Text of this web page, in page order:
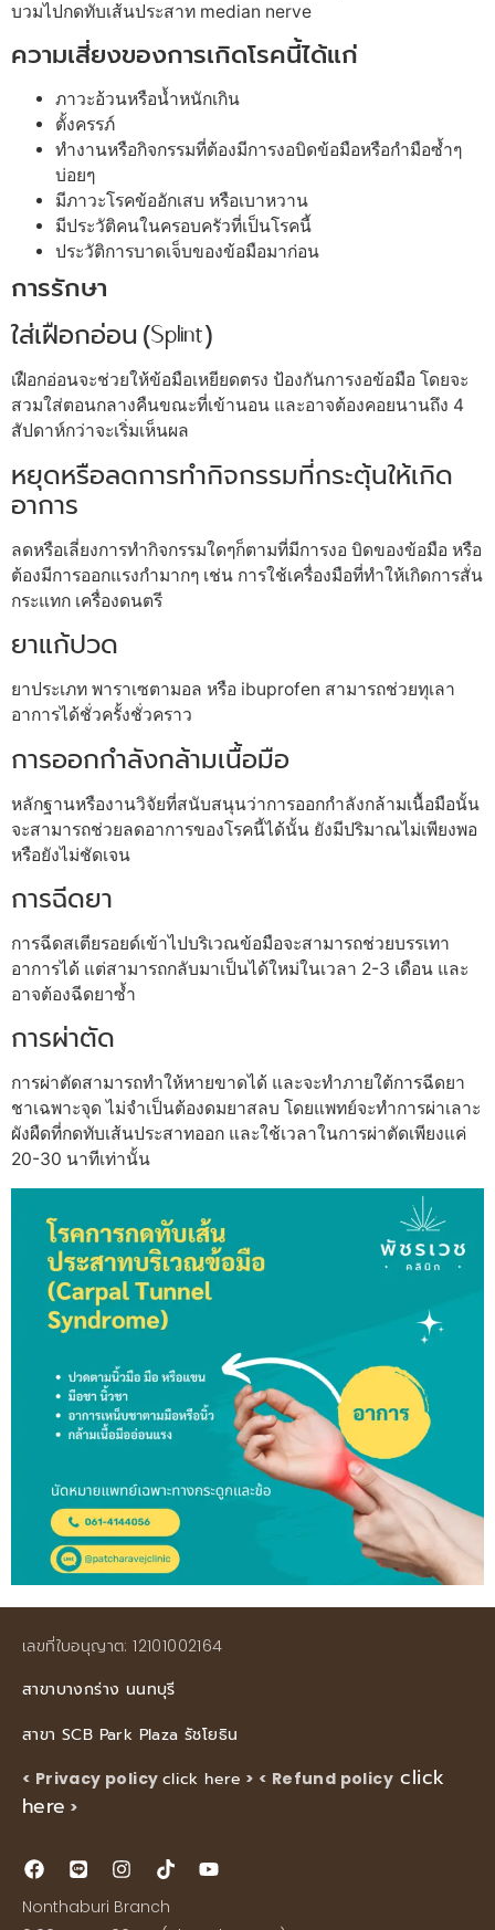
บวมไปกดทับเส้นประสาท median nerve
ความเสี่ยงของการเกิดโรคนี้ได้แก่
ภาวะอ้วนหรือน้ำหนักเกิน
ตั้งครรภ์
ทำงานหรือกิจกรรมที่ต้องมีการงอบิดข้อมือหรือกำมือซ้ำๆ
บ่อยๆ
มีภาวะโรคข้ออักเสบ หรือเบาหวาน
มีประวัติคนในครอบครัวที่เป็นโรคนี้
ประวัติการบาดเจ็บของข้อมือมาก่อน
การรักษา
ใส่เฝือกอ่อน (Splint)
เฝือกอ่อนจะช่วยให้ข้อมือเหยียดตรง ป้องกันการงอข้อมือ โดยจะ
สวมใส่ตอนกลางคืนขณะที่เข้านอน และอาจต้องคอยนานถึง 4
สัปดาห์กว่าจะเริ่มเห็นผล
หยุดหรือลดการทำกิจกรรมที่กระตุ้นให้เกิด
อาการ
ลดหรือเลี่ยงการทำกิจกรรมใดๆก็ตามที่มีการงอ บิดของข้อมือ หรือ
ต้องมีการออกแรงกำมากๆ เช่น การใช้เครื่องมือที่ทำให้เกิดการสั่น
กระแทก เครื่องดนตรี
ยาแก้ปวด
ยาประเภท พาราเซตามอล หรือ ibuprofen สามารถช่วยทุเลา
อาการได้ชั่วครั้งชั่วคราว
การออกกำลังกล้ามเนื้อมือ
หลักฐานหรืองานวิจัยที่สนับสนุนว่าการออกกำลังกล้ามเนื้อมือนั้น
จะสามารถช่วยลดอาการของโรคนี้ได้นั้น ยังมีปริมาณไม่เพียงพอ
หรือยังไม่ชัดเจน
การฉีดยา
การฉีดสเตียรอยด์เข้าไปบริเวณข้อมือจะสามารถช่วยบรรเทา
อาการได้ แต่สามารถกลับมาเป็นได้ใหม่ในเวลา 2-3 เดือน และ
อาจต้องฉีดยาซ้ำ
การผ่าตัด
การผ่าตัดสามารถทำให้หายขาดได้ และจะทำภายใต้การฉีดยา
ชาเฉพาะจุด ไม่จำเป็นต้องดมยาสลบ โดยแพทย์จะทำการผ่าเลาะ
ผังผืดที่กดทับเส้นประสาทออก และใช้เวลาในการผ่าตัดเพียงแค่
20-30 นาทีเท่านั้น
เลขที่ใบอนุญาต: 12101002164
สาขาบางกร่าง นนทบุรี
สาขา SCB Park Plaza รัชโยธิน
< Privacy policy click here > < Refund policy click
here >
Nonthaburi Branch